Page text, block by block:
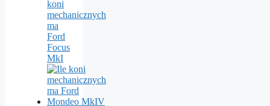
koni
mechanicznych
ma
Ford
Focus
MkI